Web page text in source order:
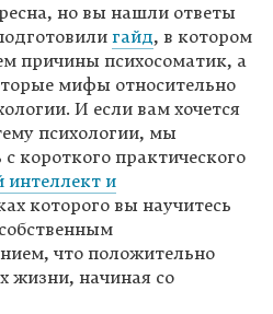
но вы нашли ответы
гайд, в котором
причины психосоматик, а
мифы относительно
И если вам хочется
психологии, мы
короткого практического
и
которого вы научитесь
что положительно
жизни, начиная со